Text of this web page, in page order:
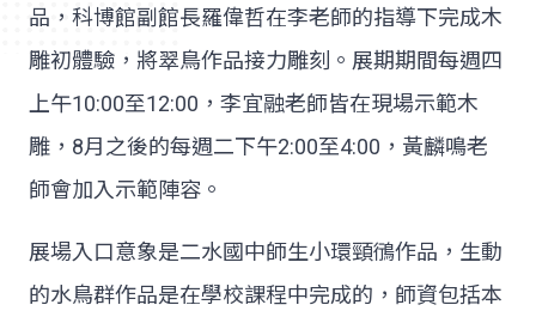
品，科博館副館長羅偉哲在李老師的指導下完成木
雕初體驗，將翠鳥作品接力雕刻。展期期間每週四
上午10:00至12:00，李宜融老師皆在現場示範木
雕，8月之後的每週二下午2:00至4:00，黃麟鳴老
師會加入示範陣容。
展場入口意象是二水國中師生小環頸鴴作品，生動
的水鳥群作品是在學校課程中完成的，師資包括本